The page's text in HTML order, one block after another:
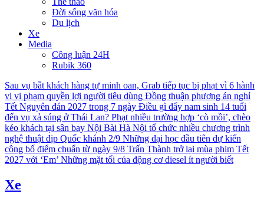
Đời sống văn hóa
Du lịch
Xe
Media
Công luận 24H
Rubik 360
Sau vụ bắt khách hàng tự minh oan, Grab tiếp tục bị phạt vì 6 hành
vi vi phạm quyền lợi người tiêu dùng Đồng thuận phương án nghỉ
Tết Nguyên đán 2027 trong 7 ngày Điều gì đẩy nam sinh 14 tuổi
đến vụ xả súng ở Thái Lan? Phạt nhiều trường hợp ‘cò mồi’, chèo
kéo khách tại sân bay Nội Bài Hà Nội tổ chức nhiều chương trình
nghệ thuật dịp Quốc khánh 2/9 Những đại học đầu tiên dự kiến
công bố điểm chuẩn từ ngày 9/8 Trấn Thành trở lại mùa phim Tết
2027 với ‘Em’ Những mặt tối của động cơ diesel ít người biết
Xe